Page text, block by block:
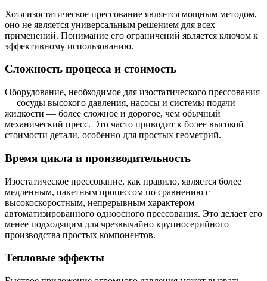
Хотя изостатическое прессование является мощным методом,
оно не является универсальным решением для всех
применений. Понимание его ограничений является ключом к
эффективному использованию.
Сложность процесса и стоимость
Оборудование, необходимое для изостатического прессования
— сосуды высокого давления, насосы и системы подачи
жидкости — более сложное и дорогое, чем обычный
механический пресс. Это часто приводит к более высокой
стоимости детали, особенно для простых геометрий.
Время цикла и производительность
Изостатическое прессование, как правило, является более
медленным, пакетным процессом по сравнению с
высокоскоростным, непрерывным характером
автоматизированного одноосного прессования. Это делает его
менее подходящим для чрезвычайно крупносерийного
производства простых компонентов.
Тепловые эффекты